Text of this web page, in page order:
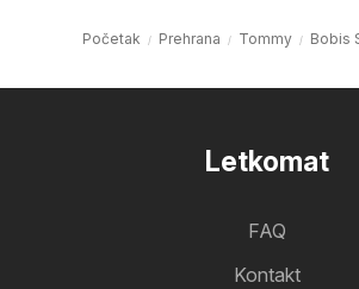
Početak Prehrana Tommy Bobis
Letkomat
FAQ
Kontakt